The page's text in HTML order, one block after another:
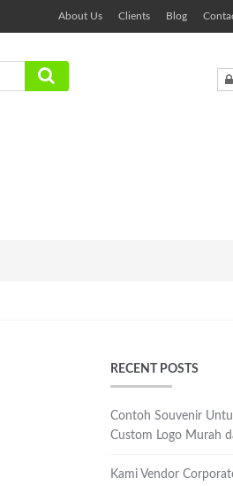
About Us Clients Blog
RECENT POSTS
Contoh Souvenir
Custom Logo Murah
Kami Vendor